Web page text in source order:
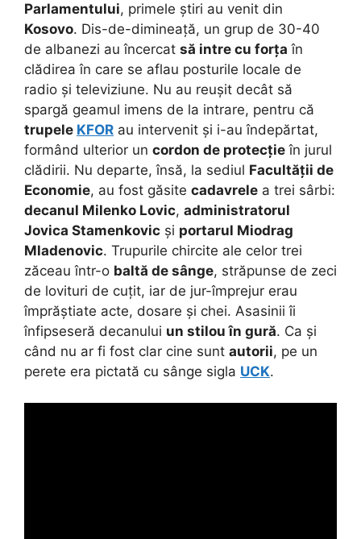
Parlamentului, primele știri au venit din
Kosovo. Dis-de-dimineață, un grup de 30-40
de albanezi au încercat să intre cu forța în
clădirea în care se aflau posturile locale de
radio și televiziune. Nu au reușit decât să
spargă geamul imens de la intrare, pentru că
trupele KFOR au intervenit și i-au îndepărtat,
formând ulterior un cordon de protecție în jurul
clădirii. Nu departe, însă, la sediul Facultății de
Economie, au fost găsite cadavrele a trei sârbi:
decanul Milenko Lovic, administratorul
Jovica Stamenkovic și portarul Miodrag
Mladenovic. Trupurile chircite ale celor trei
zăceau într-o baltă de sânge, străpunse de zeci
de lovituri de cuțit, iar de jur-împrejur erau
împrăștiate acte, dosare și chei. Asasinii îi
înfipseseră decanului un stilou în gură. Ca și
când nu ar fi fost clar cine sunt autorii, pe un
perete era pictată cu sânge sigla UCK.